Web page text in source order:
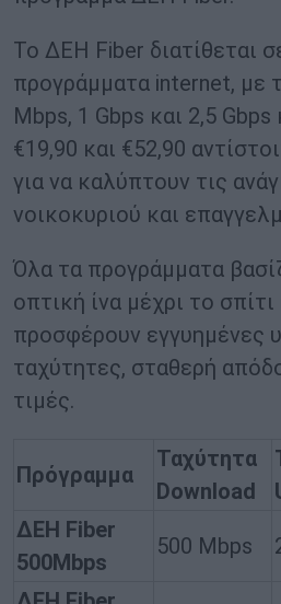
Το ΔΕΗ Fiber διατίθεται
προγράμματα internet, με
Mbps, 1 Gbps και 2,5 Gbps
€19,90 και €52,90
για να καλύπτουν τις
νοικοκυριού και
Όλα τα προγράμματα
οπτική ίνα μέχρι το
προσφέρουν εγγυημένες
ταχύτητες, σταθερή
τιμές.
Πρόγραμμα
Ταχύτητα
Download
ΔΕΗ Fiber
500Mbps
500 Mbps